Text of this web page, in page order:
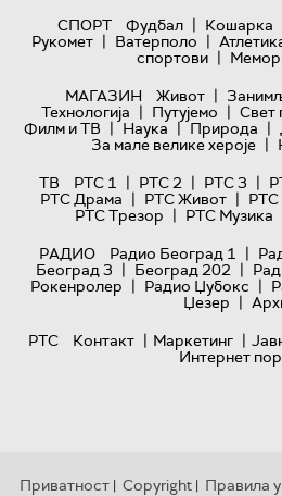
СПОРТ
Фудбал | Кошарка
Рукомет | Ватерполо |
спортови |
МАГАЗИН
Живот |
Технологијa | Путујемо | Свет
Филм и ТВ | Наука | Природа |
За мале велике хероје |
ТВ
РТС 1 | РТС 2 | РТС 3 |
РТС Драма | РТС Живот | РТС
РТС Трезор | РТС Музика
РАДИО
Радио Београд 1 |
Београд 3 | Београд 202 |
Рокенролер | Радио Џубокс |
Џезер |
РТС
Контакт | Маркетинг |
Интернет
Приватност | Copyright | Правила